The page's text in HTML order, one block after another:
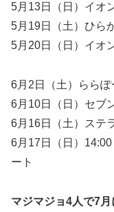
5月13日（日）イオ
5月19日（土）ひら
5月20日（日）イオ
6月2日（土）らら
6月10日（日）セブ
6月16日（土）ステ
6月17日（日）
ート
マジマジョ4人で7